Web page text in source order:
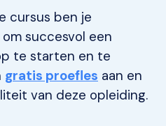
cursus ben je
succesvol een
te starten en te
gratis proefles aan en
van deze opleiding.